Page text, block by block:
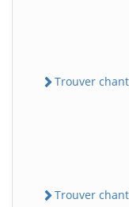
Trouver
Trouver